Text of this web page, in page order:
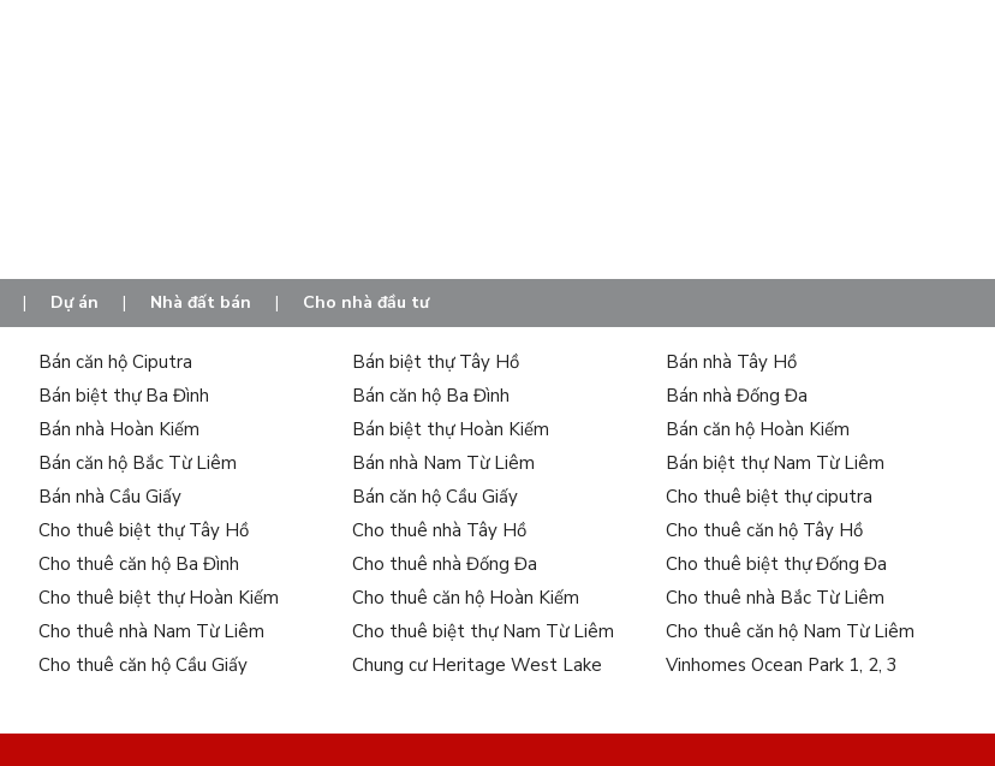
| Dự án | Nhà đất bán | Cho nhà đầu tư
Bán căn hộ Ciputra Bán biệt thự Tây Hồ
Bán nhà Tây Hồ
Bán biệt thự Ba Đình Bán căn hộ Ba Đình
Bán nhà Đống Đa
Bán nhà Hoàn Kiếm Bán biệt thự Hoàn Kiếm
Bán căn hộ Hoàn Kiếm
Bán căn hộ Bắc Từ Liêm Bán nhà Nam Từ Liêm
Bán biệt thự Nam Từ Liêm
Bán nhà Cầu Giấy Bán căn hộ Cầu Giấy
Cho thuê biệt thự ciputra
Cho thuê biệt thự Tây Hồ Cho thuê nhà Tây Hồ
Cho thuê căn hộ Tây Hồ
Cho thuê căn hộ Ba Đình Cho thuê nhà Đống Đa
Cho thuê biệt thự Đống Đa
Cho thuê biệt thự Hoàn Kiếm Cho thuê căn hộ Hoàn Kiếm
Cho thuê nhà Bắc Từ Liêm
Cho thuê nhà Nam Từ Liêm Cho thuê biệt thự Nam Từ Liêm
Cho thuê căn hộ Nam Từ Liêm
Cho thuê căn hộ Cầu Giấy Chung cư Heritage West Lake
Vinhomes Ocean Park 1, 2, 3